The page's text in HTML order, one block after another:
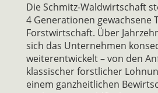
Die Schmitz-Waldwirtschaft
4 Generationen gewachsene
Forstwirtschaft. Über
sich das Unternehmen
weiterentwickelt – von den
klassischer forstlicher
einem ganzheitlichen